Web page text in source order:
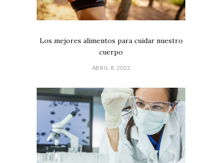
Los mejores alimentos para cuidar nuestro
cuerpo
ABRIL 8, 2022